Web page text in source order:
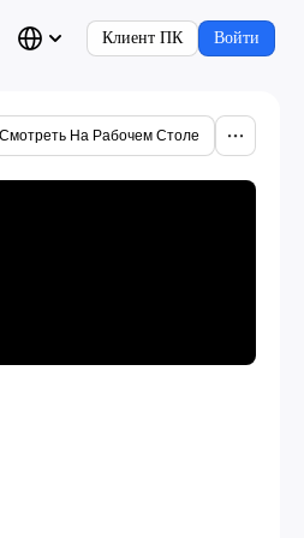
Клиент ПК Войти
Смотреть На Рабочем Столе